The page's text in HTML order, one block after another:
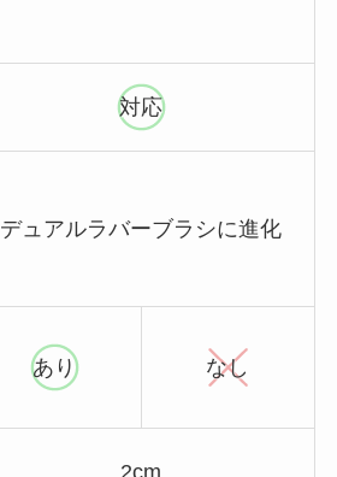
対応
デュアルラバーブラシに進化
あり なし